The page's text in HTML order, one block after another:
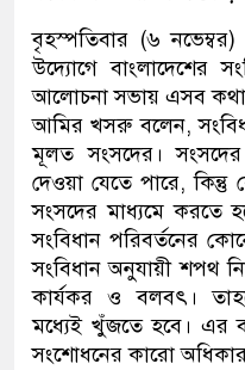
বৃহস্পতিবার (৬ নভেম্বর)
উদ্যোগে বাংলাদেশের
আলোচনা সভায় এসব কথা
আমির খসরু বলেন,
মূলত সংসদের।
দেওয়া যেতে পারে,
সংসদের মাধ্যমে করতে
সংবিধান পরিবর্তনের
সংবিধান অনুযায়ী শপথ
কার্যকর ও বলবৎ।
মধ্যেই খুঁজতে হবে। এর
সংশোধনের কারো